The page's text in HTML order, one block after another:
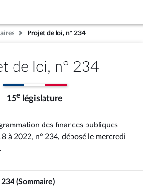
Projet de loi, n° 234
de loi, n° 234
15e législature
des finances publiques
à 2022, n° 234, déposé le mercredi
.
(Sommaire)